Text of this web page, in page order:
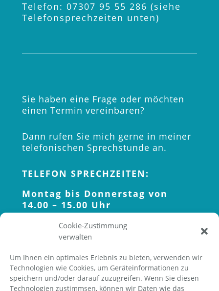
Cookie-Zustimmung
verwalten
Um Ihnen ein optimales Erlebnis zu bieten, verwenden wir
Technologien wie Cookies, um Geräteinformationen zu
speichern und/oder darauf zuzugreifen. Wenn Sie diesen
Technologien zustimmsen, können wir Daten wie das
Telefon: 07307 95 55 286 (siehe
Telefonsprechzeiten unten)
Sie haben eine Frage oder möchten
einen Termin vereinbaren?
Dann rufen Sie mich gerne in meiner
telefonischen Sprechstunde an.
TELEFON SPRECHZEITEN:
Montag bis Donnerstag von
14.00 – 15.00 Uhr
Klicken Sie auf „Ich stimme zu“, um
Google maps zu aktivieren